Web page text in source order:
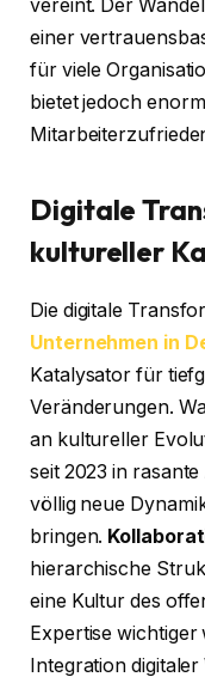
vereint. Der
einer
für viele
bietet jedoch
Digitale
kultureller
Die digitale
Unternehmen in
Katalysator für
Veränderungen.
an kultureller
seit 2023 in
völlig neue
bringen.
hierarchische
eine Kultur des
Expertise wichtiger
Integration